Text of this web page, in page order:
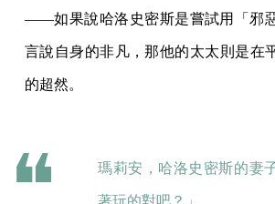
——如果說哈洛史密斯是嘗試用「邪
言說自身的非凡，那他的太太則是在
的超然。
瑪莉安，哈洛史密斯的妻
著玩的對吧？」